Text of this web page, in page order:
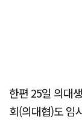
한편 25일 의대
회(의대협)도 임